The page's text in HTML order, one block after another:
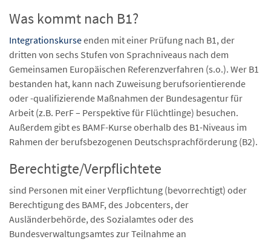
Was kommt nach B1?
Integrationskurseenden mit einer Prüfung nach B1, der
dritten von sechs Stufen von Sprachniveaus nach dem
Gemeinsamen Europäischen Referenzverfahren (s.o.). Wer B1
bestanden hat, kann nach Zuweisung berufsorientierende
oder -qualifizierende Maßnahmen der Bundesagentur für
Arbeit (z.B. PerF – Perspektive für Flüchtlinge) besuchen.
Außerdem gibt es BAMF-Kurse oberhalb des B1-Niveaus im
Rahmen der berufsbezogenen Deutschsprachförderung (B2).
Berechtigte/Verpflichtete
sind Personen mit einer Verpflichtung (bevorrechtigt) oder
Berechtigung des BAMF, des Jobcenters, der
Ausländerbehörde, des Sozialamtes oder des
Bundesverwaltungsamtes zur Teilnahme an